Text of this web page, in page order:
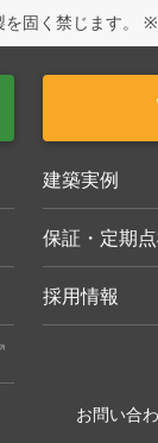
固く禁じます。
建築実例
保証・定期
採用情報
お問い合